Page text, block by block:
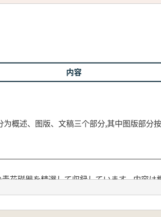
内容
概述、图版、文稿三个部分,其中图版部分
花磁器を精選して収録しています。内容
示されています。文稿部分には、明清時代
なっています。